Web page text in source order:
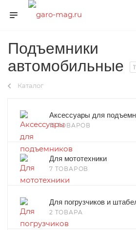
Подъемники
автомобильные
Каталог
Аксессуары для
15 ТОВАРОВ
Для мототехники
7 ТОВАРОВ
Для погрузчиков и
2 ТОВАРА